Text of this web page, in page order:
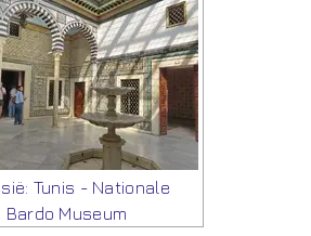
Tunis - Nationale
Bardo Museum